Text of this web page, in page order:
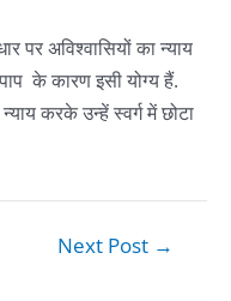
पर अविश्वासियों का न्याय
के कारण इसी योग्य हैं.
करके उन्हें स्वर्ग में छोटा
Next Post →